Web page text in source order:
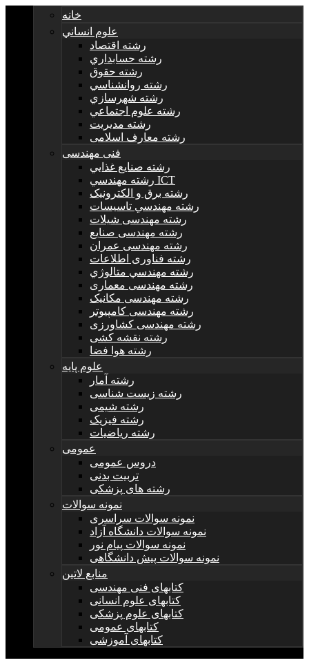
خانه
علوم انساني
رشته اقتصاد
رشته حسابداري
رشته حقوق
رشته روانشناسي
رشته شهرسازي
رشته علوم اجتماعي
رشته مديريت
رشته معارف اسلامی
فنی مهندسی
رشته صنايع غذايي
رشته مهندسي ICT
رشته برق و الکترونيک
رشته مهندسي تاسيسات
رشته مهندسی شیلات
رشته مهندسی صنایع
رشته مهندسی عمران
رشته فناوری اطلاعات
رشته مهندسي متالوژي
رشته مهندسی معماری
رشته مهندسی مکانیک
رشته مهندسی کامپیوتر
رشته مهندسی کشاورزی
رشته نقشه کشی
رشته هوا فضا
علوم پایه
رشته آمار
رشته زیست شناسی
رشته شیمی
رشته فیزیک
رشته ریاضیات
عمومی
دروس عمومی
تربیت بدنی
رشته های پزشکی
نمونه سوالات
نمونه سوالات سراسری
نمونه سوالات دانشگاه آزاد
نمونه سوالات پیام نور
نمونه سوالات پیش دانشگاهی
منابع لاتین
کتابهای فنی مهندسی
کتابهای علوم انسانی
کتابهای علوم پزشکی
کتابهای عمومی
کتابهای آموزشی